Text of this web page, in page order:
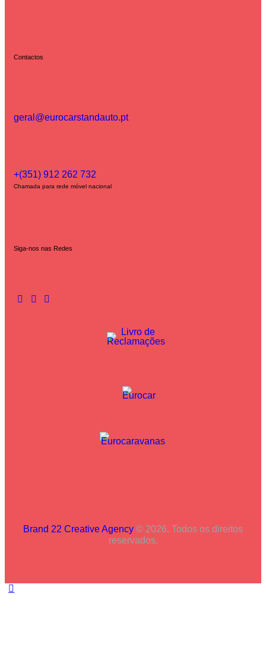
Contactos
geral@eurocarstandauto.pt
+(351) 912 262 732
Chamada para rede móvel nacional
Siga-nos nas Redes
Brand 22 Creative Agency © 2026. Todos os direitos
reservados.